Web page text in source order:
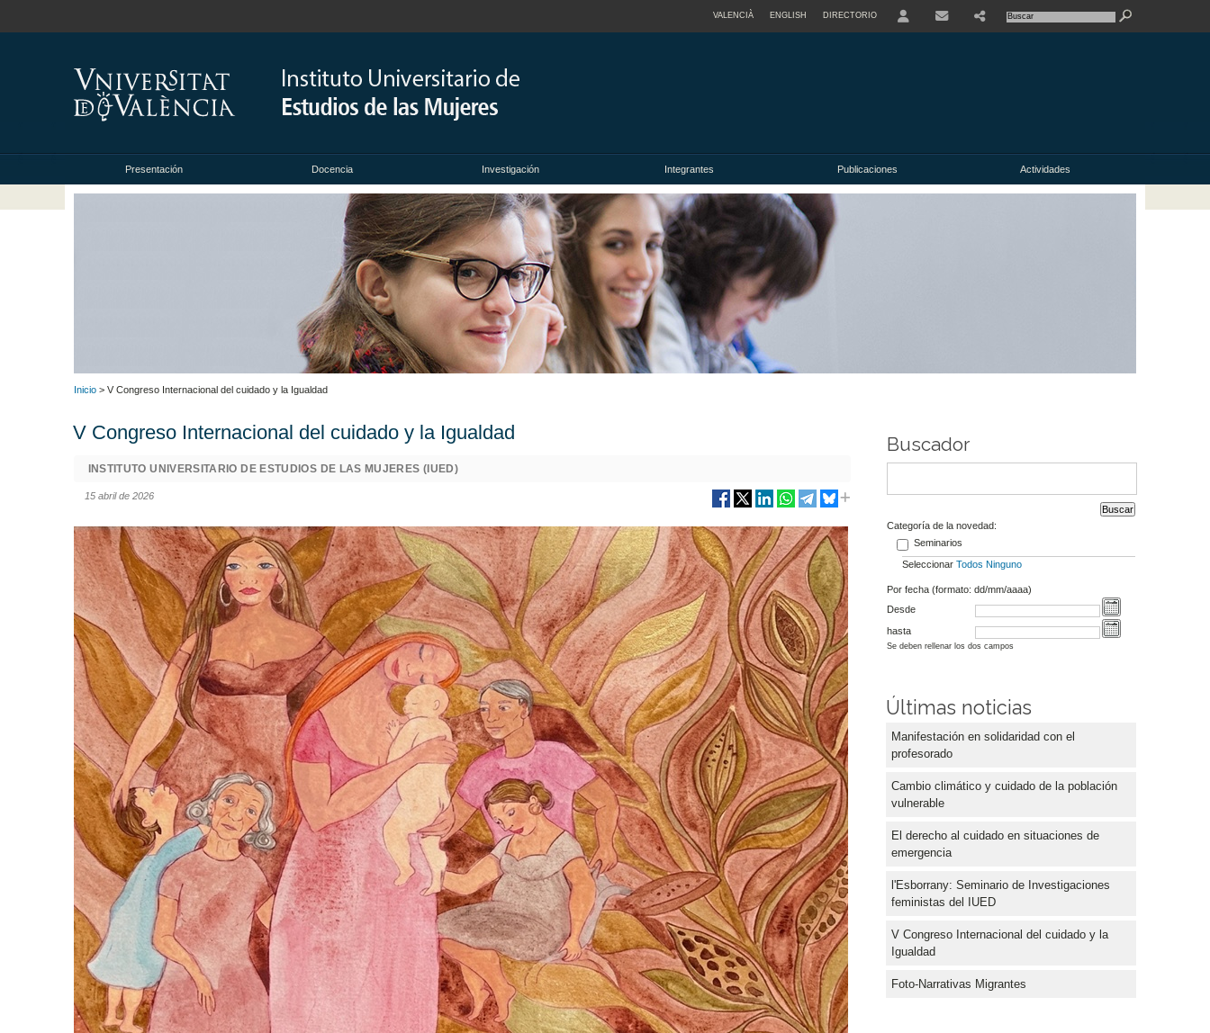
VALENCIÀ ENGLISH DIRECTORIO
Presentación Docencia Investigación Integrantes Publicaciones Actividades
Inicio > V Congreso Internacional del cuidado y la Igualdad
V Congreso Internacional del cuidado y la Igualdad
INSTITUTO UNIVERSITARIO DE ESTUDIOS DE LAS MUJERES (IUED)
15 abril de 2026
Buscador
Categoría de la novedad:
Seminarios
Seleccionar Todos Ninguno
Por fecha (formato: dd/mm/aaaa)
Desde
hasta
Se deben rellenar los dos campos
Últimas noticias
Manifestación en solidaridad con el
profesorado
Cambio climático y cuidado de la población
vulnerable
El derecho al cuidado en situaciones de
emergencia
l'Esborrany: Seminario de Investigaciones
feministas del IUED
V Congreso Internacional del cuidado y la
Igualdad
Foto-Narrativas Migrantes